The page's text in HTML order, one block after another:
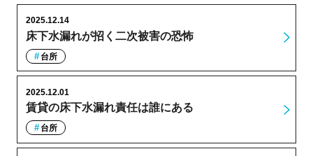
床下水漏れが招く二次被害の恐怖
2025.12.14
台所
賃貸の床下水漏れ責任は誰にある
2025.12.01
台所